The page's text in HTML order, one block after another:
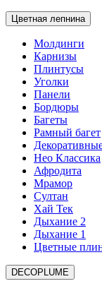
Цветная лепнина
Молдинги
Карнизы
Плинтусы
Уголки
Панели
Бордюры
Багеты
Рамный багет
Нео Классика
Афродита
Мрамор
Султан
Хай Тек
Дыхание 2
Дыхание 1
Цветные
DECOPLUME